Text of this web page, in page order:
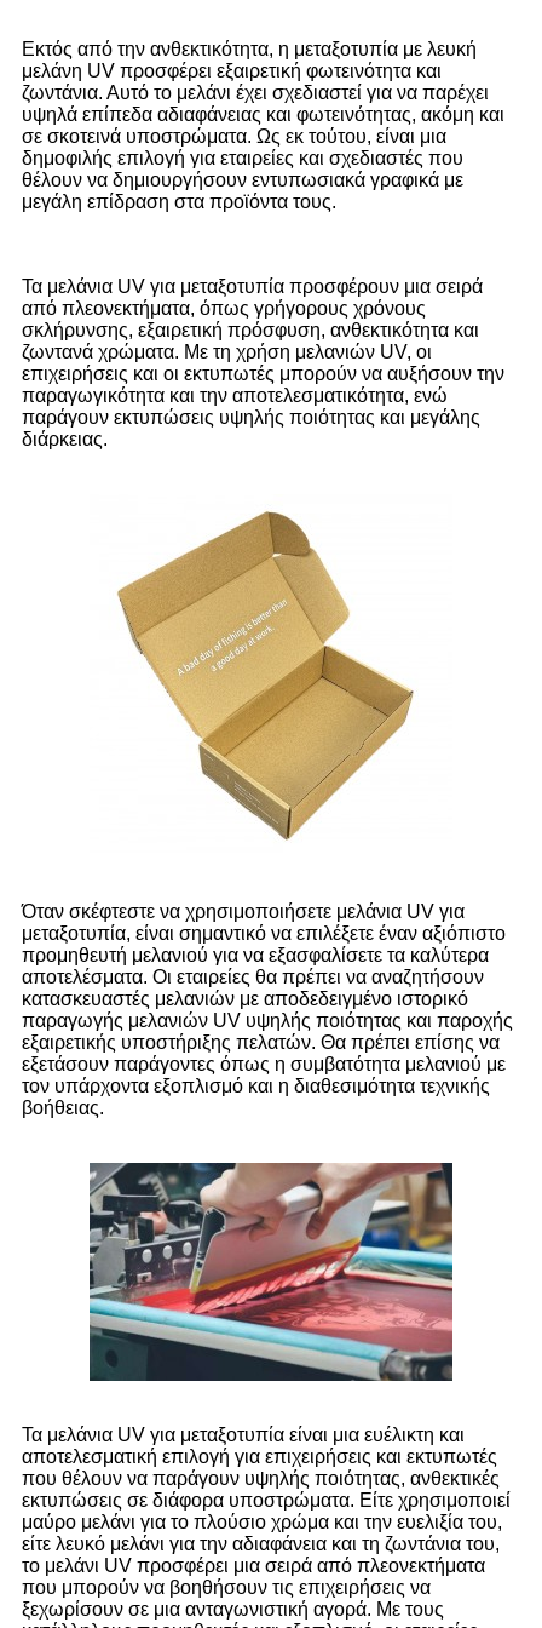
Εκτός από την ανθεκτικότητα, η μεταξοτυπία με λευκή
μελάνη UV προσφέρει εξαιρετική φωτεινότητα και
ζωντάνια. Αυτό το μελάνι έχει σχεδιαστεί για να παρέχει
υψηλά επίπεδα αδιαφάνειας και φωτεινότητας, ακόμη και
σε σκοτεινά υποστρώματα. Ως εκ τούτου, είναι μια
δημοφιλής επιλογή για εταιρείες και σχεδιαστές που
θέλουν να δημιουργήσουν εντυπωσιακά γραφικά με
μεγάλη επίδραση στα προϊόντα τους.
Τα μελάνια UV για μεταξοτυπία προσφέρουν μια σειρά
από πλεονεκτήματα, όπως γρήγορους χρόνους
σκλήρυνσης, εξαιρετική πρόσφυση, ανθεκτικότητα και
ζωντανά χρώματα. Με τη χρήση μελανιών UV, οι
επιχειρήσεις και οι εκτυπωτές μπορούν να αυξήσουν την
παραγωγικότητα και την αποτελεσματικότητα, ενώ
παράγουν εκτυπώσεις υψηλής ποιότητας και μεγάλης
διάρκειας.
Όταν σκέφτεστε να χρησιμοποιήσετε μελάνια UV για
μεταξοτυπία, είναι σημαντικό να επιλέξετε έναν αξιόπιστο
προμηθευτή μελανιού για να εξασφαλίσετε τα καλύτερα
αποτελέσματα. Οι εταιρείες θα πρέπει να αναζητήσουν
κατασκευαστές μελανιών με αποδεδειγμένο ιστορικό
παραγωγής μελανιών UV υψηλής ποιότητας και παροχής
εξαιρετικής υποστήριξης πελατών. Θα πρέπει επίσης να
εξετάσουν παράγοντες όπως η συμβατότητα μελανιού με
τον υπάρχοντα εξοπλισμό και η διαθεσιμότητα τεχνικής
βοήθειας.
Τα μελάνια UV για μεταξοτυπία είναι μια ευέλικτη και
αποτελεσματική επιλογή για επιχειρήσεις και εκτυπωτές
που θέλουν να παράγουν υψηλής ποιότητας, ανθεκτικές
εκτυπώσεις σε διάφορα υποστρώματα. Είτε χρησιμοποιεί
μαύρο μελάνι για το πλούσιο χρώμα και την ευελιξία του,
είτε λευκό μελάνι για την αδιαφάνεια και τη ζωντάνια του,
το μελάνι UV προσφέρει μια σειρά από πλεονεκτήματα
που μπορούν να βοηθήσουν τις επιχειρήσεις να
ξεχωρίσουν σε μια ανταγωνιστική αγορά. Με τους